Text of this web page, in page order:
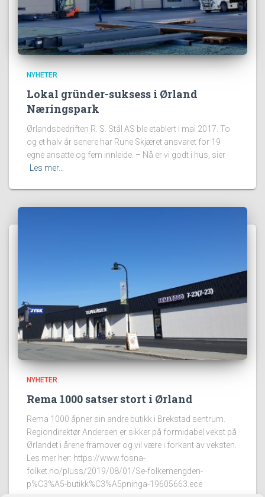
NYHETER
Lokal gründer-suksess i Ørland
Næringspark
Ørlandsbedriften R. S. Stål AS ble etablert i mai 2017. To
og et halv år senere har Rune Skjæret ansvaret for 19
egne ansatte og fem innleide. – Nå er vi godt i hus, sier
Les mer…
NYHETER
Rema 1000 satser stort i Ørland
Rema 1000 åpner sin andre butikk i Brekstad sentrum.
Regiondirektør Andersen er sikker på formidabel vekst på
Ørlandet i årene framover og vil være i forkant av veksten.
Les mer her: https://www.fosna-
folket.no/pluss/2019/08/01/Se-folkemengden-
p%C3%A5-butikk%C3%A5pninga-19605663.ece